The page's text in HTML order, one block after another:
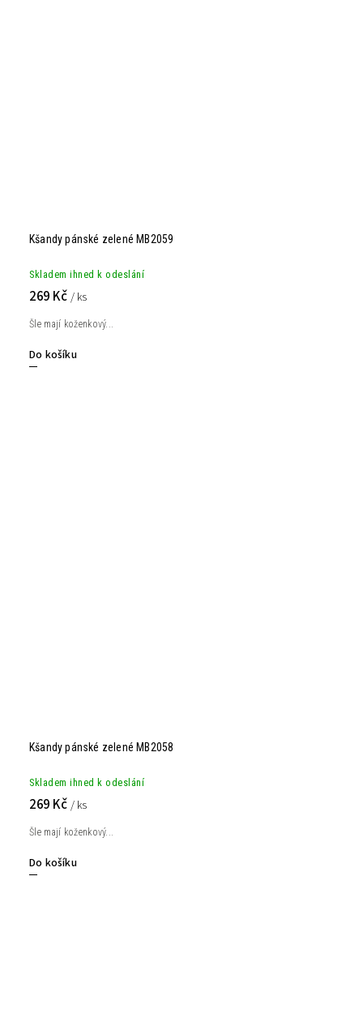
Kšandy pánské zelené MB2059
Skladem ihned k odeslání
269 Kč / ks
Do košíku
Šle mají koženkový...
Kšandy pánské zelené MB2058
Skladem ihned k odeslání
269 Kč / ks
Do košíku
Šle mají koženkový...